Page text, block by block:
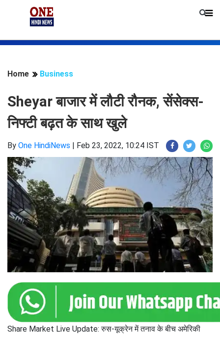
Home Business
Sheyar बाजार में लौटी रौनक, सेंसेक्स-
निफ्टी बढ़त के साथ खुले
By One HindiNews | Feb 23, 2022, 10:24 IST
Share Market Live Update: रुस-यूक्रेन में तनाव के बीच अमेरिकी